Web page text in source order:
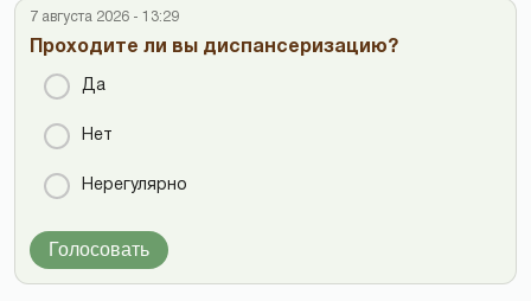
7 августа 2026 - 13:29
Проходите ли вы диспансеризацию?
Да
Нет
Нерегулярно
Голосовать